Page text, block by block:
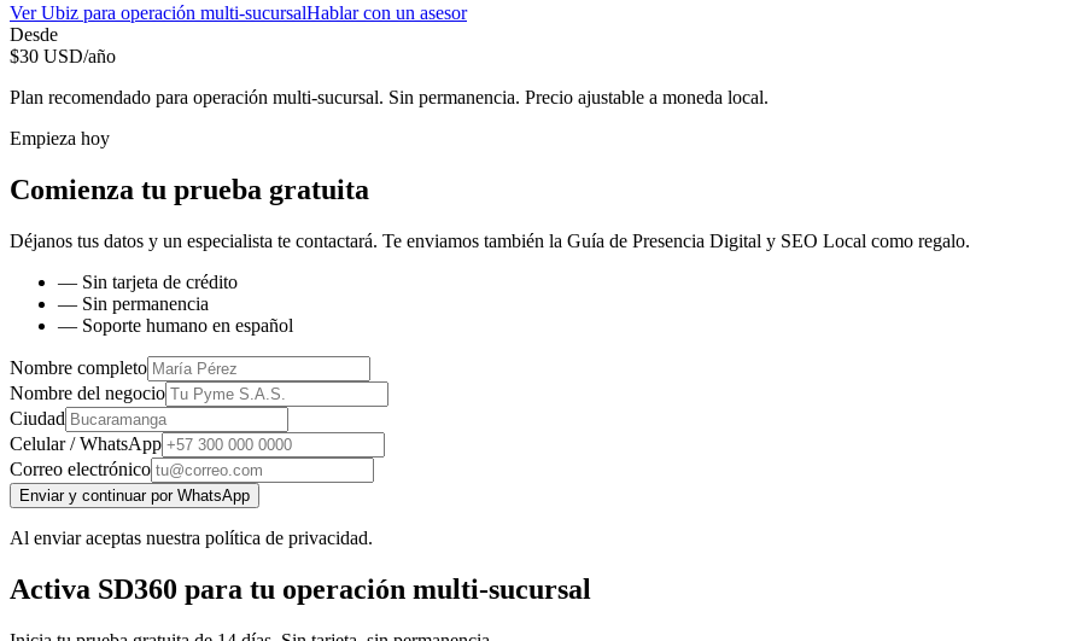
VerUbiz para operación multi-sucursalHablar con un asesor
Desde
$30 USD/año
Plan recomendado para operación multi-sucursal. Sin permanencia. Precio ajustable a moneda local.
Empieza hoy
Comienza tu prueba gratuita
Déjanos tus datos y un especialista te contactará. Te enviamos también la Guía de Presencia Digital y SEO Local como regalo.
— Sin tarjeta de crédito
— Sin permanencia
— Soporte humano en español
Nombre completo
Nombre del negocio
Ciudad
Celular / WhatsApp
Correo electrónico
Enviar y continuar por WhatsApp
Al enviar aceptas nuestra política de privacidad.
Activa SD360 para tu operación multi-sucursal